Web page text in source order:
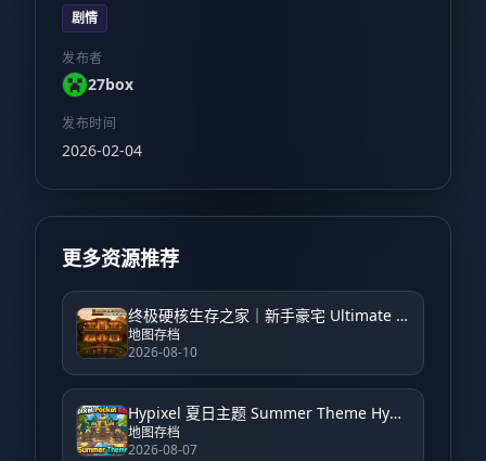
剧情
发布者
27box
发布时间
2026-02-04
更多资源推荐
终极硬核生存之家｜新手豪宅 Ultimate Hardcore Survival House | Starter Mansion
地图存档
2026-08-10
Hypixel 夏日主题 Summer Theme Hypixel
地图存档
2026-08-07